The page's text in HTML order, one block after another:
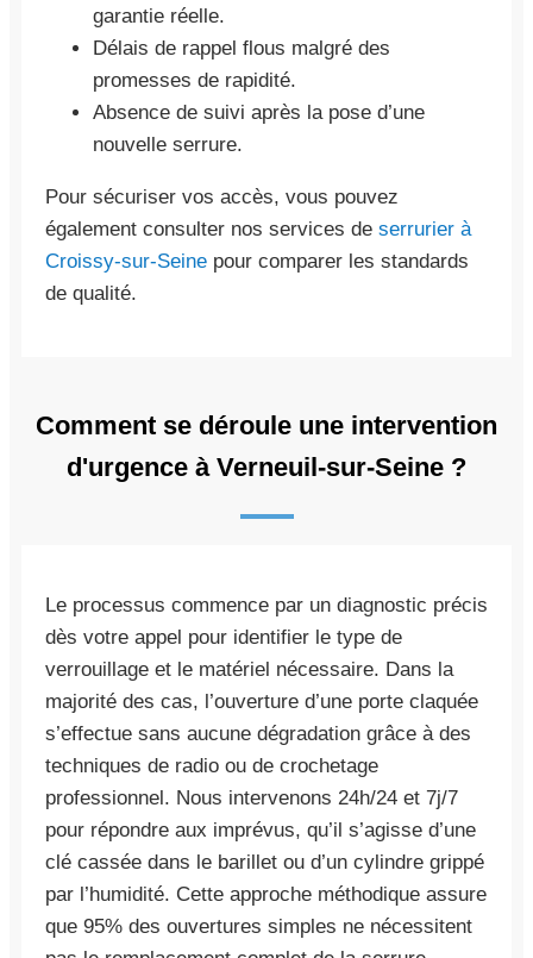
garantie réelle.
Délais de rappel flous malgré des
promesses de rapidité.
Absence de suivi après la pose d’une
nouvelle serrure.
Pour sécuriser vos accès, vous pouvez
également consulter nos services de serrurier à
Croissy-sur-Seine pour comparer les standards
de qualité.
Comment se déroule une intervention
d'urgence à Verneuil-sur-Seine ?
Le processus commence par un diagnostic précis
dès votre appel pour identifier le type de
verrouillage et le matériel nécessaire. Dans la
majorité des cas, l’ouverture d’une porte claquée
s’effectue sans aucune dégradation grâce à des
techniques de radio ou de crochetage
professionnel. Nous intervenons 24h/24 et 7j/7
pour répondre aux imprévus, qu’il s’agisse d’une
clé cassée dans le barillet ou d’un cylindre grippé
par l’humidité. Cette approche méthodique assure
que 95% des ouvertures simples ne nécessitent